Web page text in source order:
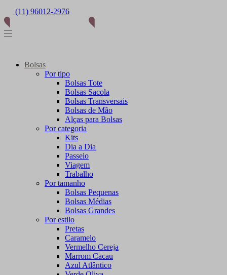
(11) 96012-2976
Bolsas
Por tipo
Bolsas Tote
Bolsas Sacola
Bolsas Transversais
Bolsas de Mão
Alças para Bolsas
Por categoria
Kits
Dia a Dia
Passeio
Viagem
Trabalho
Por tamanho
Bolsas Pequenas
Bolsas Médias
Bolsas Grandes
Por estilo
Pretas
Caramelo
Vermelho Cereja
Marrom Cacau
Azul Atlântico